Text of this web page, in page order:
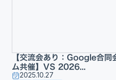
【交流会あり：Google合
ム共催】VS 2026...
2025.10.27